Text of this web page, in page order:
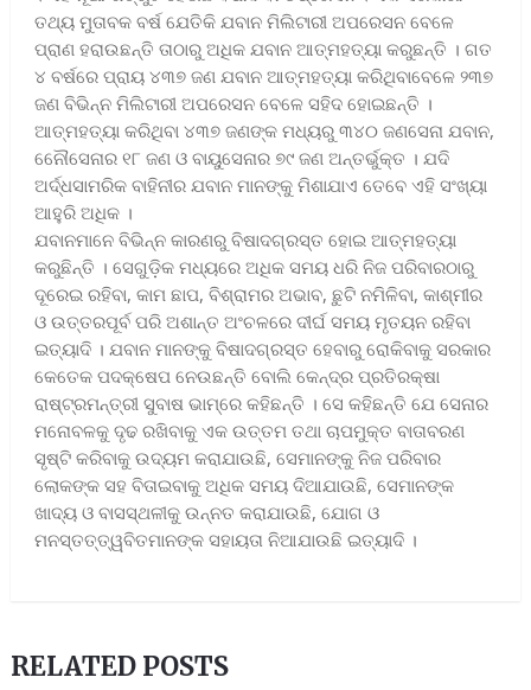
ତଥ୍ୟ ମୁତାବକ ବର୍ଷ ଯେତିକି ଯବାନ ମିଲିଟାରୀ ଅପରେସନ ବେଳେ
ପ୍ରାଣ ହରାଉଛନ୍ତି ତାଠାରୁ ଅଧିକ ଯବାନ ଆତ୍ମହତ୍ୟା କରୁଛନ୍ତି । ଗତ
୪ ବର୍ଷରେ ପ୍ରାୟ ୪୩୭ ଜଣ ଯବାନ ଆତ୍ମହତ୍ୟା କରିଥିବାବେଳେ ୨୩୭
ଜଣ ବିଭିନ୍ନ ମିଲିଟାରୀ ଅପରେସନ ବେଳେ ସହିଦ ହୋଇଛନ୍ତି ।
ଆତ୍ମହତ୍ୟା କରିଥିବା ୪୩୭ ଜଣଙ୍କ ମଧ୍ୟରୁ ୩୪୦ ଜଣସେନା ଯବାନ,
ନୌେସେନାର ୧୮ ଜଣ ଓ ବାୟୁସେନାର ୭୯ ଜଣ ଅନ୍ତର୍ଭୁକ୍ତ । ଯଦି
ଅର୍ଦ୍ଧସାମରିକ ବାହିନୀର ଯବାନ ମାନଙ୍କୁ ମିଶାଯାଏ ତେବେ ଏହି ସଂଖ୍ୟା
ଆହୁରି ଅଧିକ ।
ଯବାନମାନେ ବିଭିନ୍ନ କାରଣରୁ ବିଷାଦଗ୍ରସ୍ତ ହୋଇ ଆତ୍ମହତ୍ୟା
କରୁଛିନ୍ତି । ସେଗୁଡ଼ିକ ମଧ୍ୟରେ ଅଧିକ ସମୟ ଧରି ନିଜ ପରିବାରଠାରୁ
ଦୂରେଇ ରହିବା, କାମ ଛାପ, ବିଶ୍ରାମର ଅଭାବ, ଛୁଟି ନମିଳିବା, କାଶ୍ମୀର
ଓ ଉତ୍ତରପୂର୍ବ ପରି ଅଶାନ୍ତ ଅଂଚଳରେ ଦୀର୍ଘ ସମୟ ମୃତୟନ ରହିବା
ଇତ୍ୟାଦି । ଯବାନ ମାନଙ୍କୁ ବିଷାଦଗ୍ରସ୍ତ ହେବାରୁ ରୋକିବାକୁ ସରକାର
କେତେକ ପଦକ୍ଷେପ ନେଉଛନ୍ତି ବୋଲି କେନ୍ଦ୍ର ପ୍ରତିରକ୍ଷା
ରାଷ୍ଟ୍ରମନ୍ତ୍ରୀ ସୁବାଷ ଭାମ୍ରେ କହିଛନ୍ତି । ସେ କହିଛନ୍ତି ଯେ ସେନାର
ମନୋବଳକୁ ଦୃଢ ରଖିବାକୁ ଏକ ଉତ୍ତମ ତଥା ଚାପମୁକ୍ତ ବାତାବରଣ
ସୃଷ୍ଟି କରିବାକୁ ଉଦ୍ୟମ କରାଯାଉଛି, ସେମାନଙ୍କୁ ନିଜ ପରିବାର
ଲୋକଙ୍କ ସହ ବିତାଇବାକୁ ଅଧିକ ସମୟ ଦିଆଯାଉଛି, ସେମାନଙ୍କ
ଖାଦ୍ୟ ଓ ବାସସ୍ଥଳୀକୁ ଉନ୍ନତ କରାଯାଉଛି, ଯୋଗ ଓ
ମନସ୍ତତ୍ତ୍ୱବିତମାନଙ୍କ ସହାୟତା ନିଆଯାଉଛି ଇତ୍ୟାଦି ।
RELATED POSTS